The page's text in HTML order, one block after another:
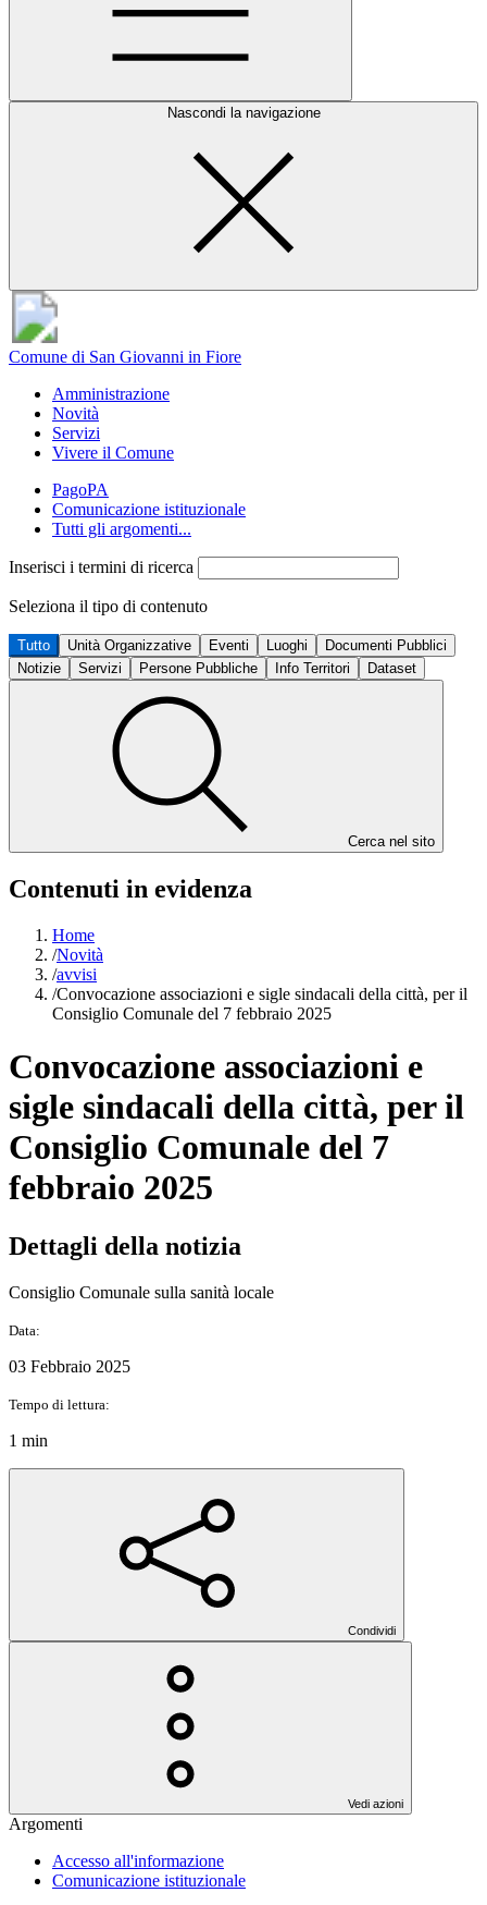
Nascondi la navigazione
Comune di San Giovanni in Fiore
Amministrazione
Novità
Servizi
Vivere il Comune
PagoPA
Comunicazione istituzionale
Tutti gli argomenti...
Inserisci i termini di ricerca
Seleziona il tipo di contenuto
Tutto Unità Organizzative Eventi Luoghi
Documenti Pubblici
Notizie
Servizi Persone Pubbliche Info Territori Dataset
Cerca nel sito
Contenuti in evidenza
Home
/Novità
/avvisi
/Convocazione associazioni e sigle sindacali della città, per il
Consiglio Comunale del 7 febbraio 2025
Convocazione associazioni e
sigle sindacali della città, per il
Consiglio Comunale del 7
febbraio 2025
Dettagli della notizia
Consiglio Comunale sulla sanità locale
Data:
03 Febbraio 2025
Tempo di lettura:
1 min
Condividi
Vedi azioni
Argomenti
Accesso all'informazione
Comunicazione istituzionale